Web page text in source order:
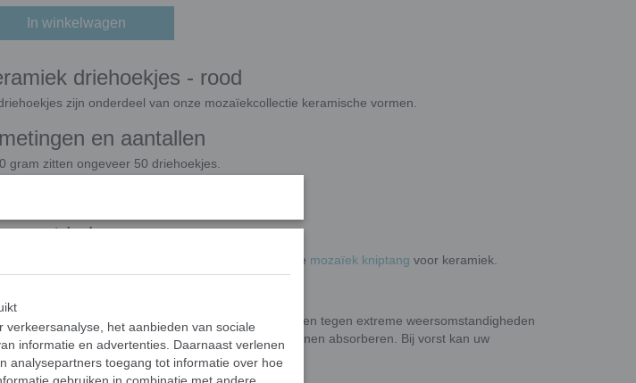
In winkelwagen
driehoekjes - rood
zijn onderdeel van onze mozaïekcollectie keramische vormen.
en aantallen
gram zitten ongeveer 50 driehoekjes.
maat knippen
u de driehoekjes willen knippen dan kan dat met de mozaïek kniptang voor keramiek.
is aan te raden om uw mozaïekwerkstuk te beschermen tegen extreme weersomstandigheden
vorst. Dit omdat de driehoekjes eventueel vocht kunnen absorberen. Bij vorst kan uw
dan mogelijk kapotvriezen.
het aanbieden van sociale
informatie en advertenties. Daarnaast verlenen
analysepartners toegang tot informatie over hoe